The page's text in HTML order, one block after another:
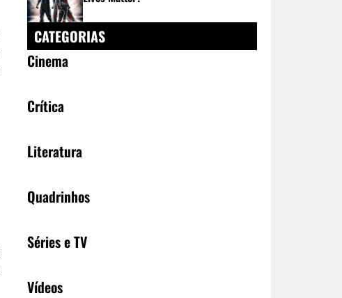
CATEGORIAS
Cinema
Crítica
Literatura
Quadrinhos
Séries e TV
Vídeos